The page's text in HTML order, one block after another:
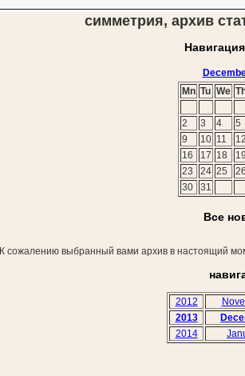
симметрия, архив
Mn Tu We
2 3 4
5
9
10 11
16
17 18
23
24 25
30
31
Все
К сожалению выбранный вами архив в настоящий
2012
2013
2014